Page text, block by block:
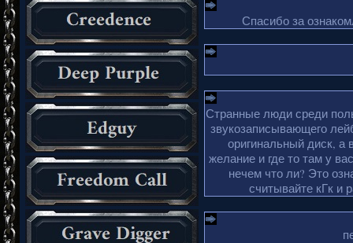
Спасибо за
Странные люди среди
звукозаписывающего
оригинальный диск, а
желание и где то там у
нечем что ли? Это
считывайте кГк и